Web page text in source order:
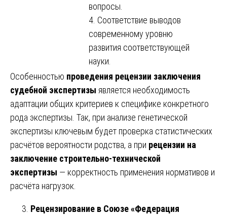
вопросы.
4. Соответствие выводов
современному уровню
развития соответствующей
науки.
Особенностью проведения рецензии заключения
судебной экспертизы является необходимость
адаптации общих критериев к специфике конкретного
рода экспертизы. Так, при анализе генетической
экспертизы ключевым будет проверка статистических
расчётов вероятности родства, а при рецензии на
заключение строительно-технической
экспертизы — корректность применения нормативов и
расчёта нагрузок.
Рецензирование в Союзе «Федерация